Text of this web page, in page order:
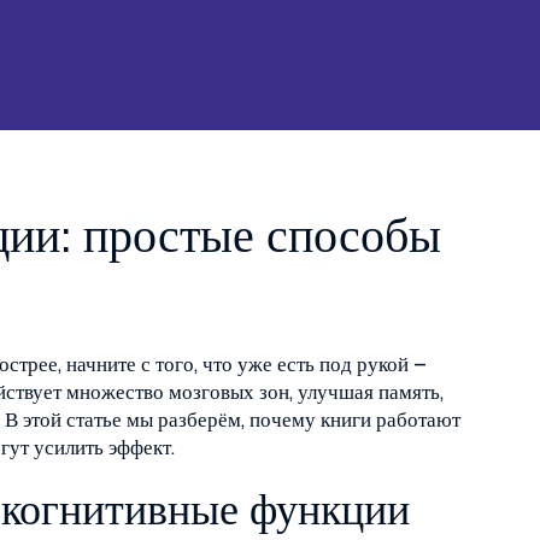
простые способы
начните с того, что уже есть под рукой –
множество мозговых зон, улучшая память,
этой статье мы разберём, почему книги работают
усилить эффект.
функции